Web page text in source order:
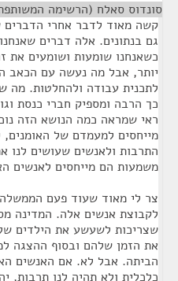
סונדוס סאלח (הרשימה
קשה מאוד לדבר אחרי הדברים
גם בנתונים. אלה דברים
כשאנחנו שומעות ושומעים את
יותר, אבל מה נעשה עם הכאב
לתכנית עבודה ולהחלטות. מה
כך הרבה ומספיק חברי כנסת
ראי שמראה כמה הנושא הזה
מייחסים למעמדם של האומנים,
התרבות ולאנשים שעושים לנו
משמעות הם מייחסים לאנשים
צר לי מאוד שעוד פעם
לקבוצת אנשים אלה. המדינה
שצריכות לשעשע את הילדים
את הזמן שלהם ובסוף ההצגה
הביתה. אבל לא. אם האנשים
כלכלית ולא תהיה לנו תרבות,